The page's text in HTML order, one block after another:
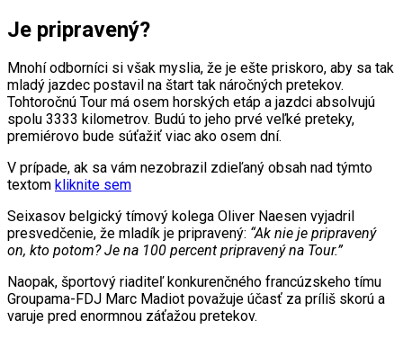
Je pripravený?
Mnohí odborníci si však myslia, že je ešte priskoro, aby sa tak
mladý jazdec postavil na štart tak náročných pretekov.
Tohtoročnú Tour má osem horských etáp a jazdci absolvujú
spolu 3333 kilometrov. Budú to jeho prvé veľké preteky,
premiérovo bude súťažiť viac ako osem dní.
V prípade, ak sa vám nezobrazil zdieľaný obsah nad týmto
textom kliknite sem
Seixasov belgický tímový kolega Oliver Naesen vyjadril
presvedčenie, že mladík je pripravený: “Ak nie je pripravený
on, kto potom? Je na 100 percent pripravený na Tour.”
Naopak, športový riaditeľ konkurenčného francúzskeho tímu
Groupama-FDJ Marc Madiot považuje účasť za príliš skorú a
varuje pred enormnou záťažou pretekov.